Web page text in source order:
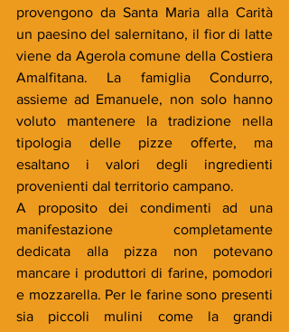
provengono da Santa Maria alla Carità
un paesino del salernitano, il fior di latte
viene da Agerola comune della Costiera
Amalfitana. La famiglia Condurro,
assieme ad Emanuele, non solo hanno
voluto mantenere la tradizione nella
tipologia delle pizze offerte, ma
esaltano i valori degli ingredienti
provenienti dal territorio campano.
A proposito dei condimenti ad una
manifestazione completamente
dedicata alla pizza non potevano
mancare i produttori di farine, pomodori
e mozzarella. Per le farine sono presenti
sia piccoli mulini come la grandi